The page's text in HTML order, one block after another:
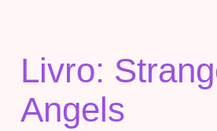
Livro:
Angels